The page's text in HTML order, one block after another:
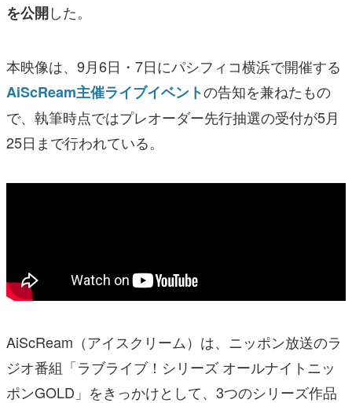
運営：株式会社マレ
を公開した。
本映像は、9月6日・7日にパシフィコ横浜で開催する
AiScReam主催ライブイベントの告知を兼ねたもの
で、執筆時点ではプレオーダー先行抽選の受付が5月
25日まで行われている。
AiScReam（アイスクリーム）は、ニッポン放送のラ
ジオ番組「ラブライブ！シリーズ オールナイトニッ
ポンGOLD」をきっかけとして、3つのシリーズ作品